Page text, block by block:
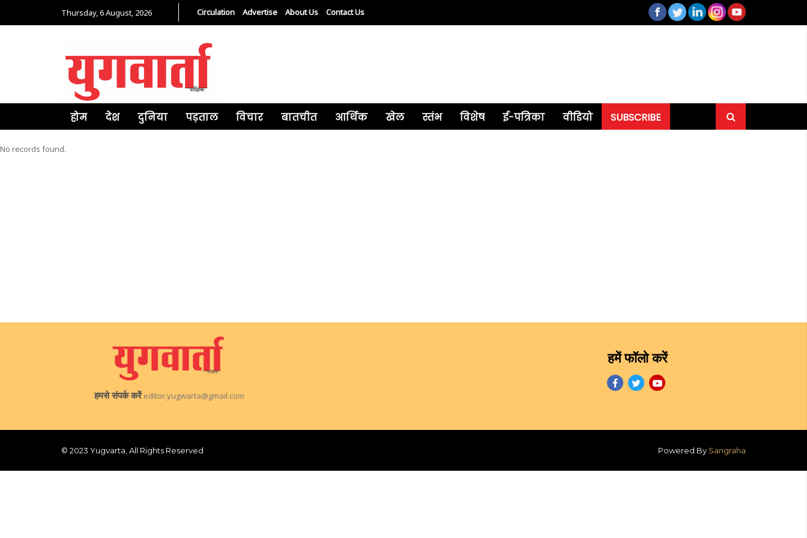
Thursday, 6 August, 2026 Circulation Advertise About Us Contact Us
होम देश दुनिया पड़ताल विचार बातचीत आर्थिक खेल स्तंभ विशेष ई-पत्रिका वीडियो SUBSCRIBE
No records found.
हमसे संपर्क करें editor.yugwarta@gmail.com
हमें फॉलो करें
© 2023 Yugvarta, All Rights Reserved Powered By Sangraha